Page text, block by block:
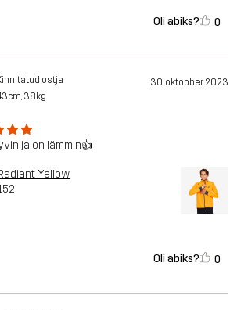
Oli abiks? 0
ostja 30. oktoober 2023
38kg
ja on lämmin👍
Yellow
Oli abiks? 0